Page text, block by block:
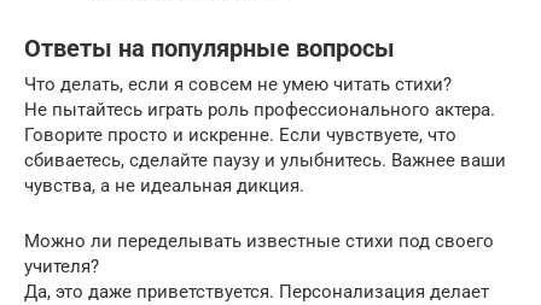
Ответы на популярные вопросы
Что делать, если я совсем не умею читать стихи?
Не пытайтесь играть роль профессионального актера.
Говорите просто и искренне. Если чувствуете, что
сбиваетесь, сделайте паузу и улыбнитесь. Важнее ваши
чувства, а не идеальная дикция.
Можно ли переделывать известные стихи под своего
учителя?
Да, это даже приветствуется. Персонализация делает